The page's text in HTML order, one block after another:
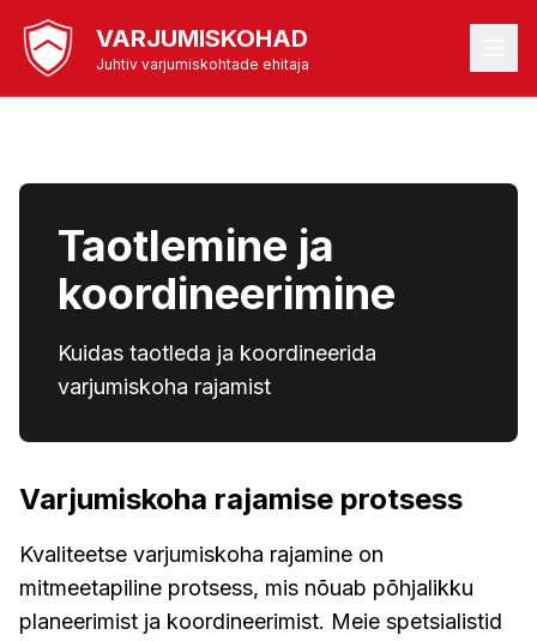
VARJUMISKOHAD
Juhtiv varjumiskohtade ehitaja
Taotlemine ja
koordineerimine
Kuidas taotleda ja koordineerida
varjumiskoha rajamist
Varjumiskoha rajamise protsess
Kvaliteetse varjumiskoha rajamine on
mitmeetapiline protsess, mis nõuab põhjalikku
planeerimist ja koordineerimist. Meie spetsialistid